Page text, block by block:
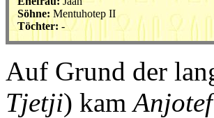
Söhne: Mentuhotep II
Töchter: -
Auf Grund der
Tjetji) kam